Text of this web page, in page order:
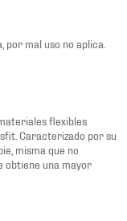
mal uso no aplica.
flexibles
Caracterizado por su
misma que no
obtiene una mayor